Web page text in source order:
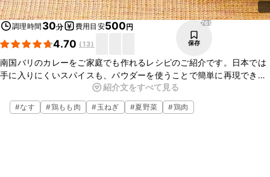
調理時間 30分 費用目安500円
4.70 (13)
769
保存
南国バリのカレーをご家庭でも作れるレシピのご紹介です。日本では
手に入りにくいスパイスも、パウダーを使うことで簡単に再現できま
す。いつもとは違うカレーが食べたいときにもぴったりです。ぜひお
試しください。
紹介文をすべて見る
#なす #鶏もも肉 #玉ねぎ #夏野菜 #鶏肉